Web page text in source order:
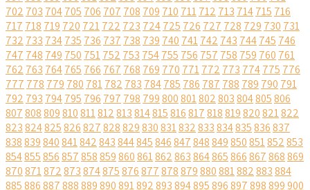
702 703 704705 706 707 708 709 710 711712 713 714715 716
717 718 719 720 721722 723 724725 726 727 728 729 730 731
732 733 734735 736 737 738 739 740 741742 743 744745 746
747 748 749 750 751752 753 754755 756 757 758 759 760 761
762 763 764765 766 767 768 769 770 771772 773 774775 776
777 778 779 780 781782 783 784785 786 787 788 789 790 791
792 793 794795 796 797 798 799800801802803804805806
807808809810811812813814815816817818819820821822
823824825826827828829830831832833834835836837
838839840841842843844845846847848849850851852853
854855856857858859860861862863864865866867868869
870871872873874875876877878879880881882883884
885886887888889890891892893894895896897898899900